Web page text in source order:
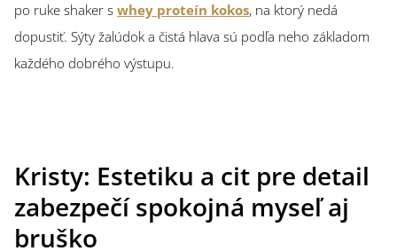
po ruke shaker s whey proteín kokos, na ktorý nedá
dopustiť. Sýty žalúdok a čistá hlava sú podľa neho základom
každého dobrého výstupu.
Kristy: Estetiku a cit pre detail
zabezpečí spokojná myseľ aj
bruško